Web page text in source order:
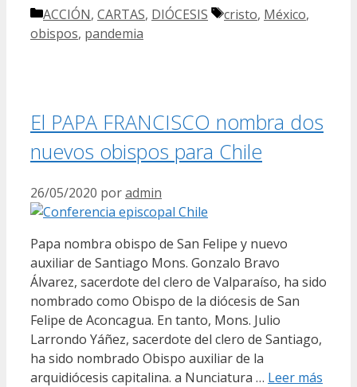
Categorías
ACCIÓN, CARTAS, DIÓCESIS Etiquetas
cristo, México,
obispos, pandemia
El PAPA FRANCISCO nombra dos
nuevos obispos para Chile
26/05/2020 poradmin
Papa nombra obispo de San Felipe y nuevo
auxiliar de Santiago Mons. Gonzalo Bravo
Álvarez, sacerdote del clero de Valparaíso, ha sido
nombrado como Obispo de la diócesis de San
Felipe de Aconcagua. En tanto, Mons. Julio
Larrondo Yáñez, sacerdote del clero de Santiago,
ha sido nombrado Obispo auxiliar de la
arquidiócesis capitalina. a Nunciatura … Leer más